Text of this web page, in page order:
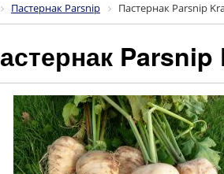
Пастернак Parsnip Пастернак Parsnip
Пастернак